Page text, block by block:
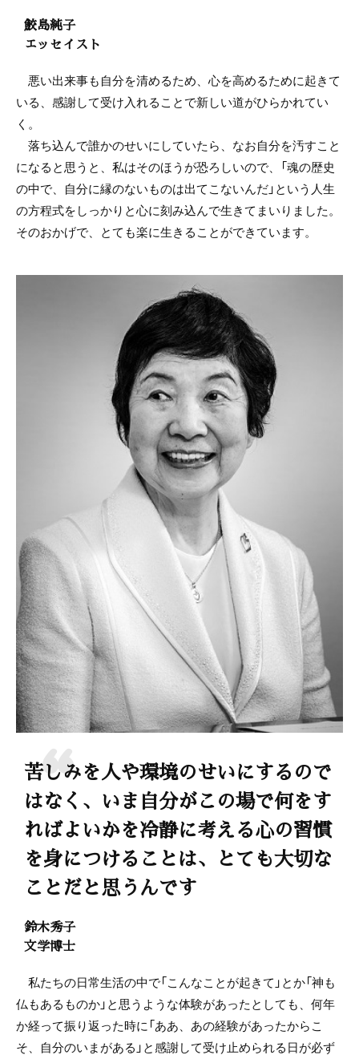
鮫島純子
エッセイスト
悪い出来事も自分を清めるため、心を高めるために起きて
いる、感謝して受け入れることで新しい道がひらかれてい
く。
落ち込んで誰かのせいにしていたら、なお自分を汚すこと
になると思うと、私はそのほうが恐ろしいので、「魂の歴史
の中で、自分に縁のないものは出てこないんだ」という人生
の方程式をしっかりと心に刻み込んで生きてまいりました。
そのおかげで、とても楽に生きることができています。
苦しみを人や環境のせいにするので
はなく、いま自分がこの場で何をす
ればよいかを冷静に考える心の習慣
を身につけることは、とても大切な
ことだと思うんです
鈴木秀子
文学博士
私たちの日常生活の中で「こんなことが起きて」とか「神も
仏もあるものか」と思うような体験があったとしても、何年
か経って振り返った時に「ああ、あの経験があったからこ
そ、自分のいまがある」と感謝して受け止められる日が必ず